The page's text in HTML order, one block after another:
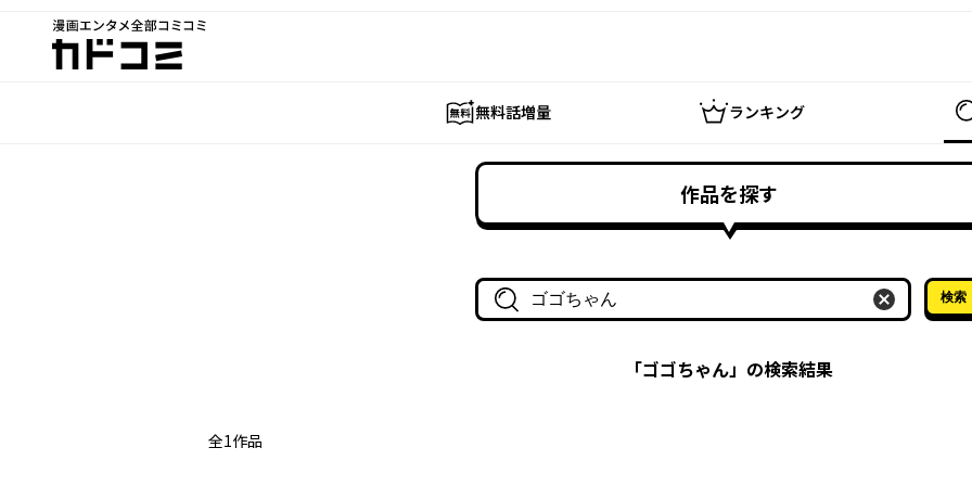
漫画エンタメ全部コミコミ
カドコミ
無料話増量 ランキング
作品を探す
作品名・作家名で探す
検索
「ゴゴちゃん」の検索結果
全1作品